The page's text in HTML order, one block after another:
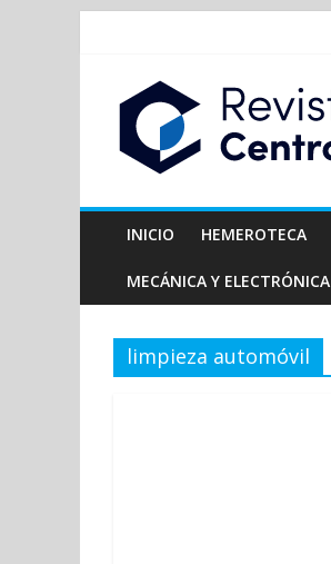
INICIO HEMEROTECA
MECÁNICA Y ELECTRÓNICA
limpieza automóvil